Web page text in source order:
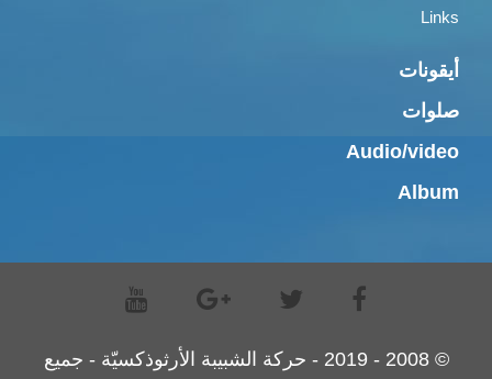
Links
أيقونات
صلوات
Audio/video
Album
© 2008 - 2019 - حركة الشبيبة الأرثوذكسيّة - جميع